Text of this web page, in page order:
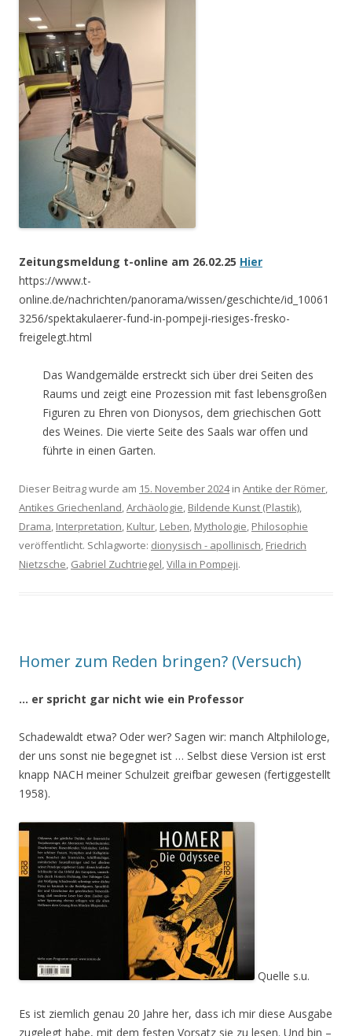
Zeitungsmeldung t-online am 26.02.25 Hier
https://www.t-
online.de/nachrichten/panorama/wissen/geschichte/id_10061
3256/spektakulaerer-fund-in-pompeji-riesiges-fresko-
freigelegt.html
Das Wandgemälde erstreckt sich über drei Seiten des
Raums und zeigt eine Prozession mit fast lebensgroßen
Figuren zu Ehren von Dionysos, dem griechischen Gott
des Weines. Die vierte Seite des Saals war offen und
führte in einen Garten.
Dieser Beitrag wurde am 15. November 2024in Antike der Römer,
Antikes Griechenland,Archäologie, Bildende Kunst (Plastik),
Drama, Interpretation, Kultur, Leben, Mythologie, Philosophie
veröffentlicht. Schlagworte: dionysisch - apollinisch, Friedrich
Nietzsche, Gabriel Zuchtriegel,Villa in Pompeji.
Homer zum Reden bringen? (Versuch)
… er spricht gar nicht wie ein Professor
Schadewaldt etwa? Oder wer? Sagen wir: manch Altphilologe,
der uns sonst nie begegnet ist … Selbst diese Version ist erst
knapp NACH meiner Schulzeit greifbar gewesen (fertiggestellt
1958).
Quelle s.u.
Es ist ziemlich genau 20 Jahre her, dass ich mir diese Ausgabe
zugelegt habe, mit dem festen Vorsatz sie zu lesen. Und bin –